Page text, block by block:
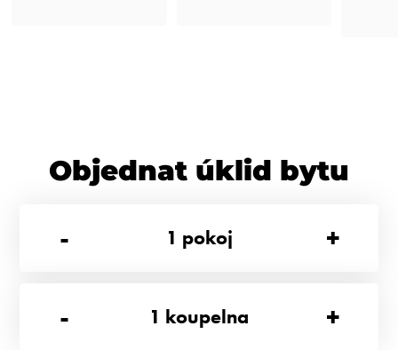
Objednat úklid bytu
-
1 pokoj +
- 1 koupelna +